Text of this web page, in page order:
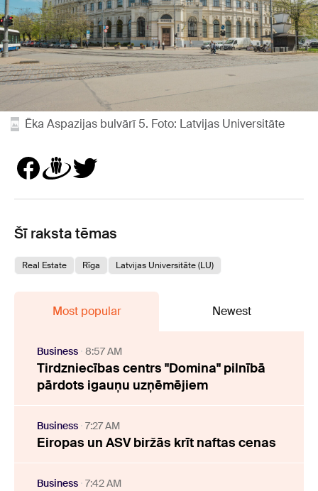
Ēka Aspazijas bulvārī 5. Foto: Latvijas Universitāte
Šī raksta tēmas
Real Estate Rīga Latvijas Universitāte (LU)
Most popular Newest
Business 8:57 AM
Tirdzniecības centrs "Domina" pilnībā
pārdots igauņu uzņēmējiem
Business 7:27 AM
Eiropas un ASV biržās krīt naftas cenas
Business 7:42 AM